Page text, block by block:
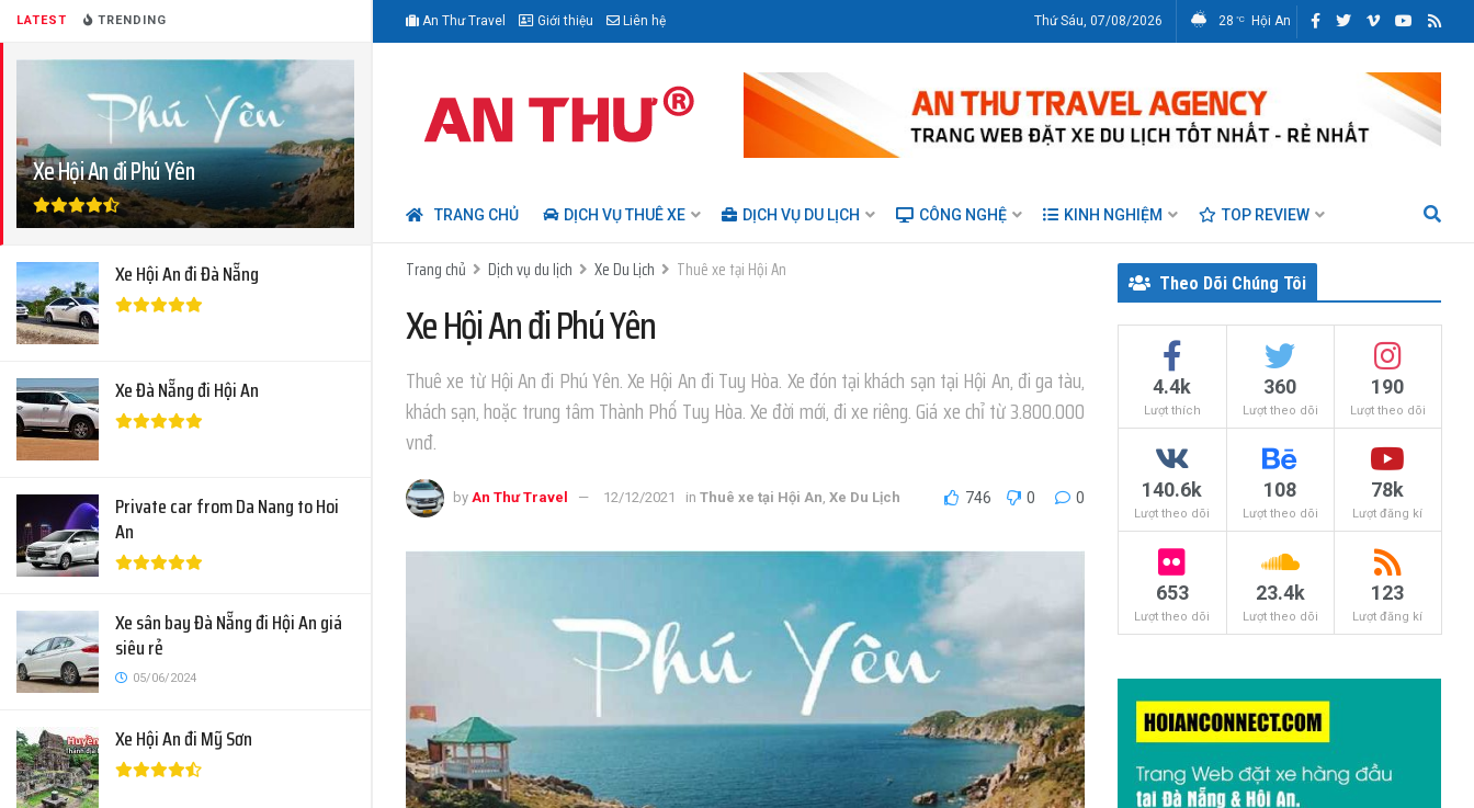
LATEST TRENDING
Xe Hội An đi Phú Yên
Xe Hội An đi Đà Nẵng
Xe Đà Nẵng đi Hội An
Private car from Da Nang to Hoi
An
Xe sân bay Đà Nẵng đi Hội An giá
siêu rẻ
05/06/2024
Xe Hội An đi Mỹ Sơn
An Thư Travel Giới thiệu Liên hệ Thứ Sáu, 07/08/2026 28 °C Hội An
TRANG CHỦ DỊCH VỤ THUÊ XE DỊCH VỤ DU LỊCH CÔNG NGHỆ KINH NGHIỆM TOP REVIEW
Trang chủ Dịch vụ du lịch Xe Du Lịch Thuê xe tại Hội An
Xe Hội An đi Phú Yên
Thuê xe từ Hội An đi Phú Yên. Xe Hội An đi Tuy Hòa. Xe đón tại khách sạn tại Hội An, đi ga tàu,
khách sạn, hoặc trung tâm Thành Phố Tuy Hòa. Xe đời mới, đi xe riêng. Giá xe chỉ từ 3.800.000
vnđ.
by An Thư Travel 12/12/2021 in Thuê xe tại Hội An Xe Du Lịch 746 0 0
Theo Dõi Chúng Tôi
4.4k
Lượt thích
360
Lượt theo dõi
190
Lượt theo dõi
140.6k
Lượt theo dõi
108
Lượt theo dõi
78k
Lượt đăng kí
653
Lượt theo dõi
23.4k
Lượt theo dõi
123
Lượt đăng kí